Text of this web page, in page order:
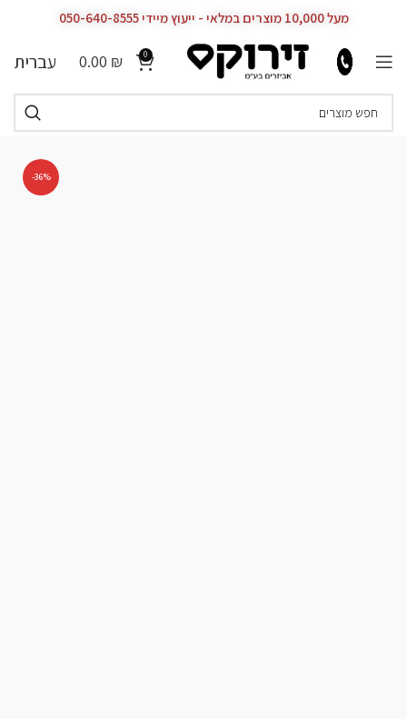
מעל 10,000 מוצרים במלאי - ייעוץ מיידי 050-640-8555
0
0.00 ₪ עברית
-36%